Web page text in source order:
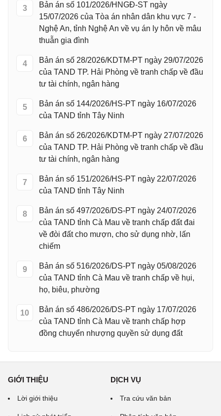
3
Bản án số 101/2026/HNGĐ-ST ngày
15/07/2026 của Tòa án nhân dân khu vực 7 -
Nghệ An, tỉnh Nghệ An về vụ án ly hôn về mâu
thuẫn gia đình
4
Bản án số 28/2026/KDTM-PT ngày 29/07/2026
của TAND TP. Hải Phòng về tranh chấp về đầu
tư tài chính, ngân hàng
5
Bản án số 144/2026/HS-PT ngày 16/07/2026
của TAND tỉnh Tây Ninh
6
Bản án số 26/2026/KDTM-PT ngày 27/07/2026
của TAND TP. Hải Phòng về tranh chấp về đầu
tư tài chính, ngân hàng
7
Bản án số 151/2026/HS-PT ngày 22/07/2026
của TAND tỉnh Tây Ninh
8
Bản án số 497/2026/DS-PT ngày 24/07/2026
của TAND tỉnh Cà Mau về tranh chấp đất đai
về đòi đất cho mượn, cho sử dụng nhờ, lấn
chiếm
9
Bản án số 516/2026/DS-PT ngày 05/08/2026
của TAND tỉnh Cà Mau về tranh chấp về hụi,
họ, biêu, phường
10
Bản án số 486/2026/DS-PT ngày 17/07/2026
của TAND tỉnh Cà Mau về tranh chấp hợp
đồng chuyển nhượng quyền sử dụng đất
GIỚI THIỆU
Lời giới thiệu
DỊCH VỤ
Tra cứu văn bản